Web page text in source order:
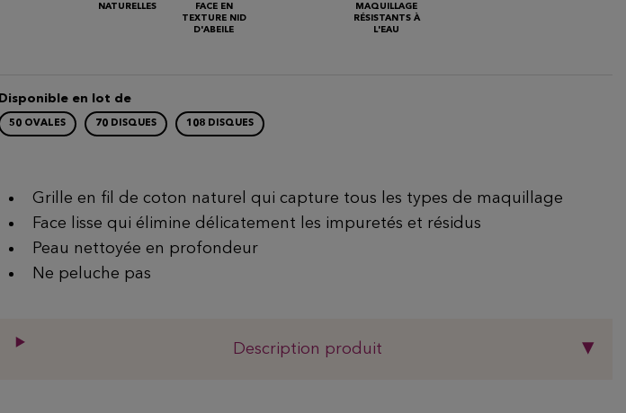
NATURELLES
FACE EN
TEXTURE NID
D'ABEILE
MAQUILLAGE
RÉSISTANTS À
L'EAU
Disponible en lot de
50 OVALES 70 DISQUES 108 DISQUES
Grille en fil de coton naturel qui capture tous les types de maquillage
Face lisse qui élimine délicatement les impuretés et résidus
Peau nettoyée en profondeur
Ne peluche pas
Description produit